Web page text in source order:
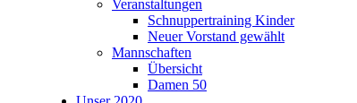
Veranstaltungen
Schnuppertraining Kinder
Neuer Vorstand gewählt
Mannschaften
Übersicht
Damen 50